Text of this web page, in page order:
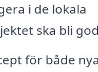
i de lokala
ska bli
för både nya